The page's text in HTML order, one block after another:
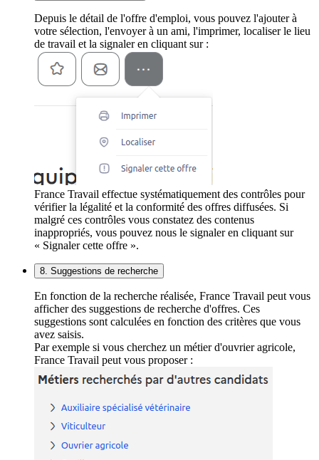
Depuis le détail de l'offre d'emploi, vous pouvez l'ajouter à
votre sélection, l'envoyer à un ami, l'imprimer, localiser le lieu
de travail et la signaler en cliquant sur :
France Travail effectue systématiquement des contrôles pour
vérifier la légalité et la conformité des offres diffusées. Si
malgré ces contrôles vous constatez des contenus
inappropriés, vous pouvez nous le signaler en cliquant sur
« Signaler cette offre ».
8. Suggestions de recherche
En fonction de la recherche réalisée, France Travail peut vous
afficher des suggestions de recherche d'offres. Ces
suggestions sont calculées en fonction des critères que vous
avez saisis.
Par exemple si vous cherchez un métier d'ouvrier agricole,
France Travail peut vous proposer :